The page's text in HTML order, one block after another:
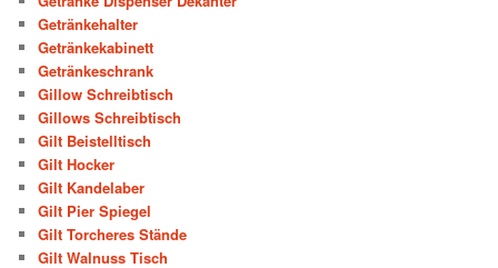
Getränkehalter
Getränkekabinett
Getränkeschrank
Gillow Schreibtisch
Gillows Schreibtisch
Gilt Beistelltisch
Gilt Hocker
Gilt Kandelaber
Gilt Pier Spiegel
Gilt Torcheres Stände
Gilt Walnuss Tisch